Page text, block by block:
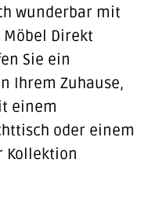
wunderbar mit
Direkt
Sie ein
Ihrem Zuhause,
einem
oder einem
Kollektion